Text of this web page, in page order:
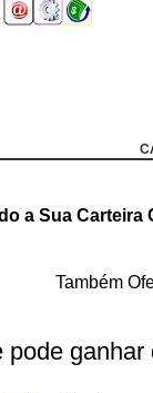
a Sua Carteira
Também
pode ganhar